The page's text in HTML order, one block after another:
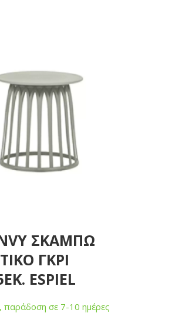
ΣΚΑΜΠΩ
ΓΚΡΙ
ESPIEL
παράδοση σε 7-10 ημέρες